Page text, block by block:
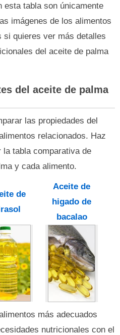
tabla son únicamente
imágenes de los alimentos
si quieres ver más detalles
del aceite de palma
del aceite de palma
las propiedades del
relacionados. Haz
tabla comparativa de
y cada alimento.
de
Aceite de
higado de
bacalao
más adecuados
nutricionales con el